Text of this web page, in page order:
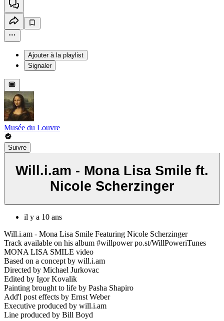
Ajouter à la playlist
Signaler
Musée du Louvre
Suivre
Will.i.am - Mona Lisa Smile ft.
Nicole Scherzinger
il y a 10 ans
Will.i.am - Mona Lisa Smile Featuring Nicole Scherzinger
Track available on his album #willpower po.st/WillPoweriTunes
MONA LISA SMILE video
Based on a concept by will.i.am
Directed by Michael Jurkovac
Edited by Igor Kovalik
Painting brought to life by Pasha Shapiro
Add'l post effects by Ernst Weber
Executive produced by will.i.am
Line produced by Bill Boyd